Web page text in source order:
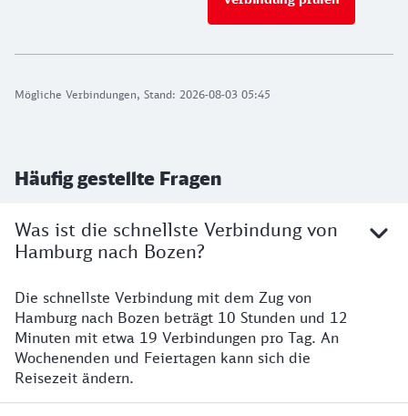
Mögliche Verbindungen, Stand: 2026-08-03 05:45
Häufig gestellte Fragen
Was ist die schnellste Verbindung von
Hamburg nach Bozen?
Die schnellste Verbindung mit dem Zug von
Hamburg nach Bozen beträgt 10 Stunden und 12
Minuten mit etwa 19 Verbindungen pro Tag. An
Wochenenden und Feiertagen kann sich die
Reisezeit ändern.